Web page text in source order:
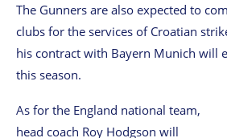
The Gunners are also expected to
clubs for the services of Croatian
his contract with Bayern Munich will
this season.
As for the England national team,
head coach Roy Hodgson will